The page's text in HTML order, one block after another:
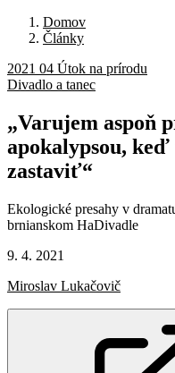
Domov
Články
2021 04 Útok na prírodu
Divadlo a tanec
„Varujem aspoň
apokalypsou, keď
zastaviť“
Ekologické presahy v
brnianskom HaDivadle
9. 4. 2021
Miroslav Lukačovič